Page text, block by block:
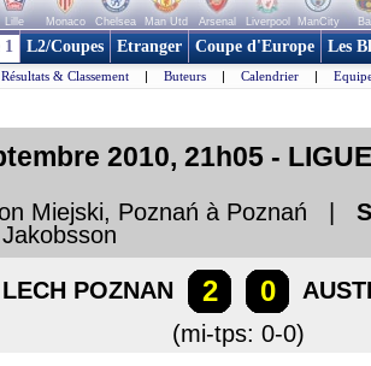
Lille Monaco Chelsea Man Utd Arsenal Liverpool ManCity
1 L2/Coupes Etranger Coupe d'Europe Les
Résultats & Classement | Buteurs | Calendrier |
2010, 21h05 -
Miejski, Poznań à Poznań |
LECH POZNAN 2 0
(mi-tps: 0-0)